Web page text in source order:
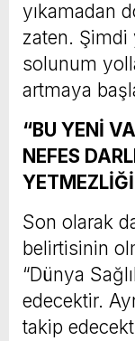
yıkamadan
zaten.
solunum
artmaya
“BU YENİ
NEFES
Son olarak
belirtisinin
“Dünya
edecektir.
takip